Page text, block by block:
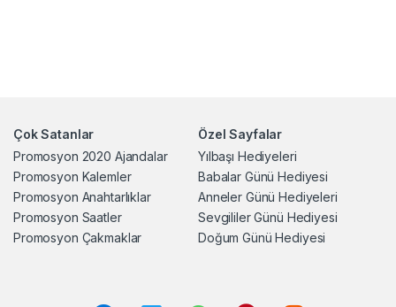
Çok Satanlar
Promosyon 2020 Ajandalar
Promosyon Kalemler
Promosyon Anahtarlıklar
Promosyon Saatler
Promosyon Çakmaklar
Özel Sayfalar
Yılbaşı Hediyeleri
Babalar Günü Hediyesi
Anneler Günü Hediyeleri
Sevgililer Günü Hediyesi
Doğum Günü Hediyesi